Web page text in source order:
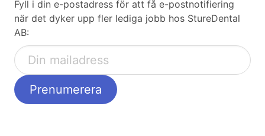
Fyll i din e-postadress för att få e-postnotifiering
när det dyker upp fler lediga jobb hos StureDental
AB: